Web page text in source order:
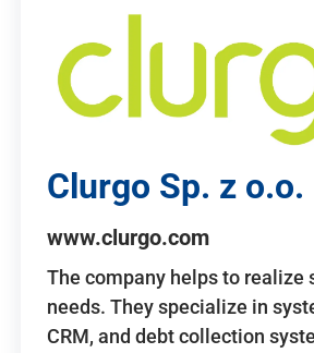
Clurgo Sp. z o.o.
www.clurgo.com
The company helps to realize
needs. They specialize in
CRM, and debt collection